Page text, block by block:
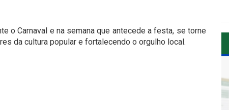
o Carnaval e na semana que antecede a festa, se torne
da cultura popular e fortalecendo o orgulho local.